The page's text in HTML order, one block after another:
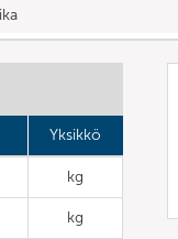
Yksikkö
kg
kg